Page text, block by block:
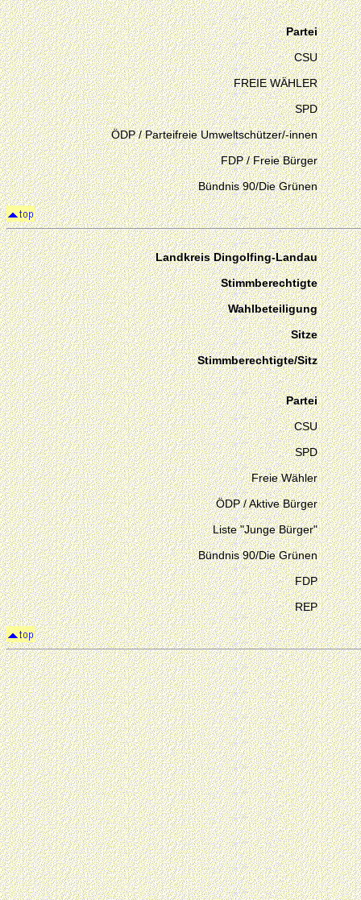
Partei
CSU
FREIE WÄHLER
SPD
ÖDP / Parteifreie Umweltschützer/-innen
FDP / Freie Bürger
Bündnis 90/Die Grünen
Landkreis Dingolfing-Landau
Stimmberechtigte
Wahlbeteiligung
Sitze
Stimmberechtigte/Sitz
Partei
CSU
SPD
Freie Wähler
ÖDP / Aktive Bürger
Liste "Junge Bürger"
Bündnis 90/Die Grünen
FDP
REP